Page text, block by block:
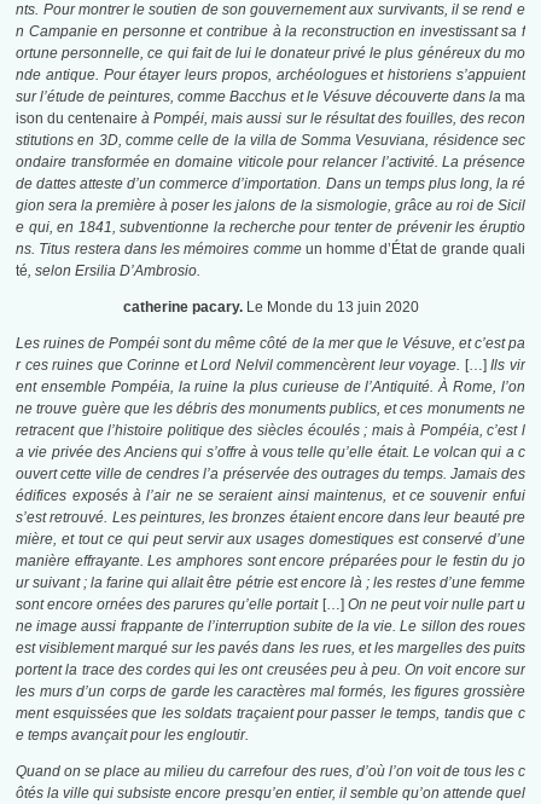
nts. Pour montrer le soutien de son gouvernement aux survivants, il se rend e
n Campanie en personne et contribue à la reconstruction en investissant sa f
ortune personnelle, ce qui fait de lui le donateur privé le plus généreux du mo
nde antique. Pour étayer leurs propos, archéologues et historiens s’appuient
sur l’étude de peintures, comme Bacchus et le Vésuve découverte dans la ma
ison du centenaire à Pompéi, mais aussi sur le résultat des fouilles, des recon
stitutions en 3D, comme celle de la villa de Somma Vesuviana, résidence sec
ondaire transformée en domaine viticole pour relancer l’activité. La présence
de dattes atteste d’un commerce d’importation. Dans un temps plus long, la ré
gion sera la première à poser les jalons de la sismologie, grâce au roi de Sicil
e qui, en 1841, subventionne la recherche pour tenter de prévenir les éruptio
ns. Titus restera dans les mémoires comme un homme d’État de grande quali
té, selon Ersilia D’Ambrosio.
catherine pacary.Le Monde du 13 juin 2020
Les ruines de Pompéi sont du même côté de la mer que le Vésuve, et c’est pa
r ces ruines que Corinne et Lord Nelvil commencèrent leur voyage. […] Ils vir
ent ensemble Pompéia, la ruine la plus curieuse de l’Antiquité. À Rome, l’on
ne trouve guère que les débris des monuments publics, et ces monuments ne
retracent que l’histoire politique des siècles écoulés ; mais à Pompéia, c’est l
a vie privée des Anciens qui s’offre à vous telle qu’elle était. Le volcan qui a c
ouvert cette ville de cendres l’a préservée des outrages du temps. Jamais des
édifices exposés à l’air ne se seraient ainsi maintenus, et ce souvenir enfui
s’est retrouvé. Les peintures, les bronzes étaient encore dans leur beauté pre
mière, et tout ce qui peut servir aux usages domestiques est conservé d’une
manière effrayante. Les amphores sont encore préparées pour le festin du jo
ur suivant ; la farine qui allait être pétrie est encore là ; les restes d’une femme
sont encore ornées des parures qu’elle portait […] On ne peut voir nulle part u
ne image aussi frappante de l’interruption subite de la vie. Le sillon des roues
est visiblement marqué sur les pavés dans les rues, et les margelles des puits
portent la trace des cordes qui les ont creusées peu à peu. On voit encore sur
les murs d’un corps de garde les caractères mal formés, les figures grossière
ment esquissées que les soldats traçaient pour passer le temps, tandis que c
e temps avançait pour les engloutir.
Quand on se place au milieu du carrefour des rues, d’où l’on voit de tous les c
ôtés la ville qui subsiste encore presqu’en entier, il semble qu’on attende quel